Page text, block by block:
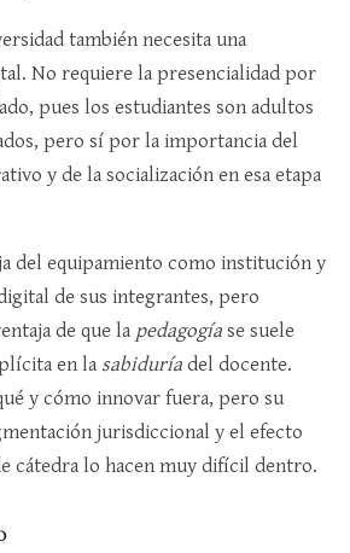
también necesita una
No requiere la presencialidad por
pues los estudiantes son adultos
pero sí por la importancia del
y de la socialización en esa etapa
del equipamiento como institución y
de sus integrantes, pero
de que la pedagogía se suele
en la sabiduría del docente.
y cómo innovar fuera, pero su
jurisdiccional y el efecto
cátedra lo hacen muy difícil dentro.